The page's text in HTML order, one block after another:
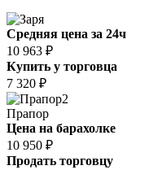
Средняя цена за 24ч
10 963 ₽
Купить у торговца
7 320 ₽
2
Прапор
Цена на барахолке
10 950 ₽
Продать торговцу